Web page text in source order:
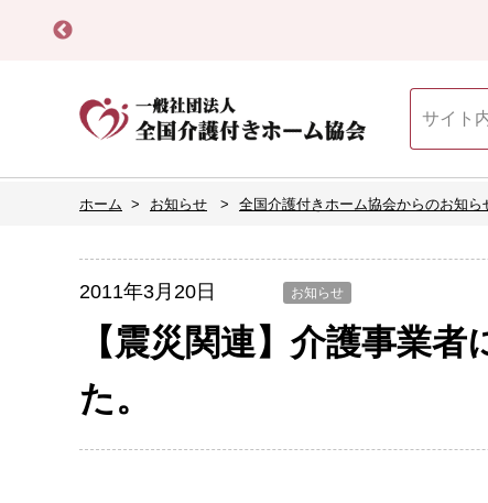
ホーム お知らせ 全国介護付きホーム協会からのお知ら
2011年3月20日 お知らせ
【震災関連】介護事業
た。